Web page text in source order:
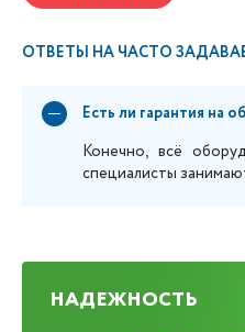
ОТВЕТЫ НА ЧАСТО
Есть ли гарантия на
Конечно, всё
специалисты
НАДЕЖНОСТЬ